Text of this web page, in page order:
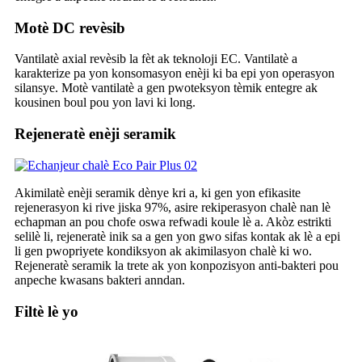
Motè DC revèsib
Vantilatè axial revèsib la fèt ak teknoloji EC. Vantilatè a
karakterize pa yon konsomasyon enèji ki ba epi yon operasyon
silansye. Motè vantilatè a gen pwoteksyon tèmik entegre ak
kousinen boul pou yon lavi ki long.
Rejeneratè enèji seramik
Akimilatè enèji seramik dènye kri a, ki gen yon efikasite
rejenerasyon ki rive jiska 97%, asire rekiperasyon chalè nan lè
echapman an pou chofe oswa refwadi koule lè a. Akòz estrikti
selilè li, rejeneratè inik sa a gen yon gwo sifas kontak ak lè a epi
li gen pwopriyete kondiksyon ak akimilasyon chalè ki wo.
Rejeneratè seramik la trete ak yon konpozisyon anti-bakteri pou
anpeche kwasans bakteri anndan.
Filtè lè yo